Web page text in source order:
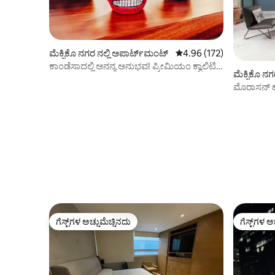
ಮೆಕ್ಸಿಕೊ ನಗರ ನಲ್ಲಿ ಅಪಾರ್ಟ್‌ಮಂಟ್ 5 ರಲ್ಲಿ 4.96 ಸರಾಸರಿ
4.96 (172)
ಕಾಂಡೆಸಾದಲ್ಲಿ ಅನನ್ಯ ಅನುಭವ! ಪ್ರೀಮಿಯಂ ಕ್ವಾಲಿಟಿ
ಮೆಕ್ಸಿಕೊ
ಗೆಸ್ಟ್‌ಗಳ ಅಚ್ಚುಮೆಚ್ಚಿನದು
ಗೆಸ್ಟ್‌ಗಳ ಅಚ್ಚುಮೆಚ್ಚಿನದು ಗೆಸ್ಟ್‌ಗಳ
ಗೆಸ್ಟ್‌ಗಳ